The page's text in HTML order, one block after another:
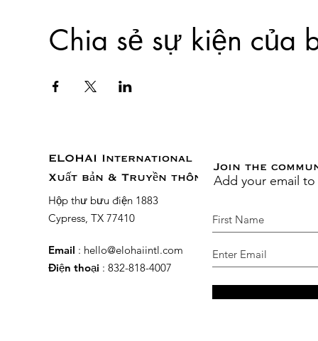
Chia sẻ sự kiện của
ELOHAI International
Xuất bản & Truyền thông
Hộp thư bưu điện 1883
Cypress, TX 77410
Email : hello@elohaiintl.com
Điện thoại : 832-818-4007
Join the
Add your email